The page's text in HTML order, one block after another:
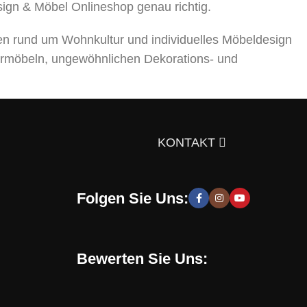
& Möbel Onlineshop genau richtig.
rund um Wohnkultur und individuelles Möbeldesign
ungewöhnlichen Dekorations- und
und stilvolle Lösungen, die Sie zur Schaffung
zu entwickeln. Sie erhalten speziell für Sie
Shop verwenden. Mit uns können Sie eine
KONTAKT
Folgen Sie Uns:
Bewerten Sie Uns: